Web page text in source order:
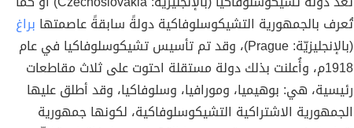
تُعرف بالجمهورية التشيكوسلوفاكية دولةً سابقةً عاصمتها براغ
(بالإنجليزيّة: Prague)، وقد تم تأسيس تشيكوسلوفاكيا في عام
1918م، وأُعلنت بذلك دولة مستقلة احتوت على ثلاث مقاطعات
رئيسية، هي: بوهيميا، ومورافيا، وسلوفاكيا، وقد أطلق عليها
الجمهورية الاشتراكية التشيكوسلوفاكية، لكونها جمهورية